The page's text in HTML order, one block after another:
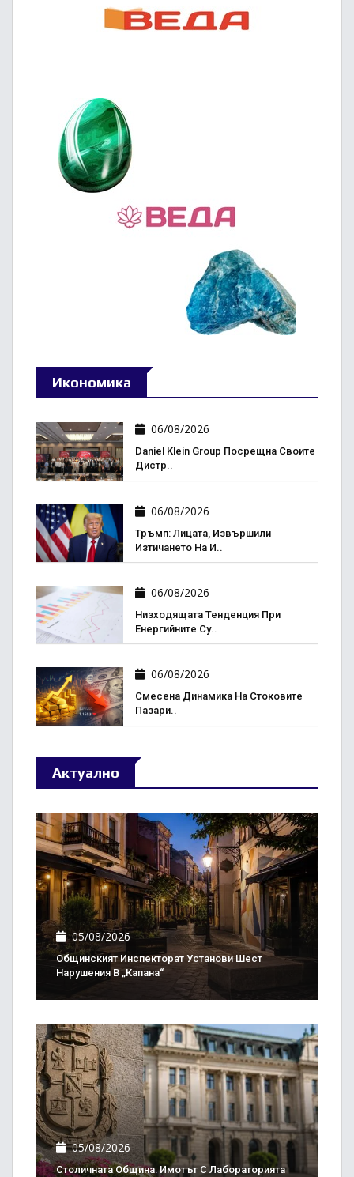
Икономика
06/08/2026
Daniel Klein Group Посрещна Своите
Дистр..
06/08/2026
Тръмп: Лицата, Извършили
Изтичането На И..
06/08/2026
Низходящата Тенденция При
Енергийните Су..
06/08/2026
Смесена Динамика На Стоковите
Пазари..
Актуално
05/08/2026
Общинският Инспекторат Установи Шест
Нарушения В „Капана“
05/08/2026
Столичната Община: Имотът С Лабораторията